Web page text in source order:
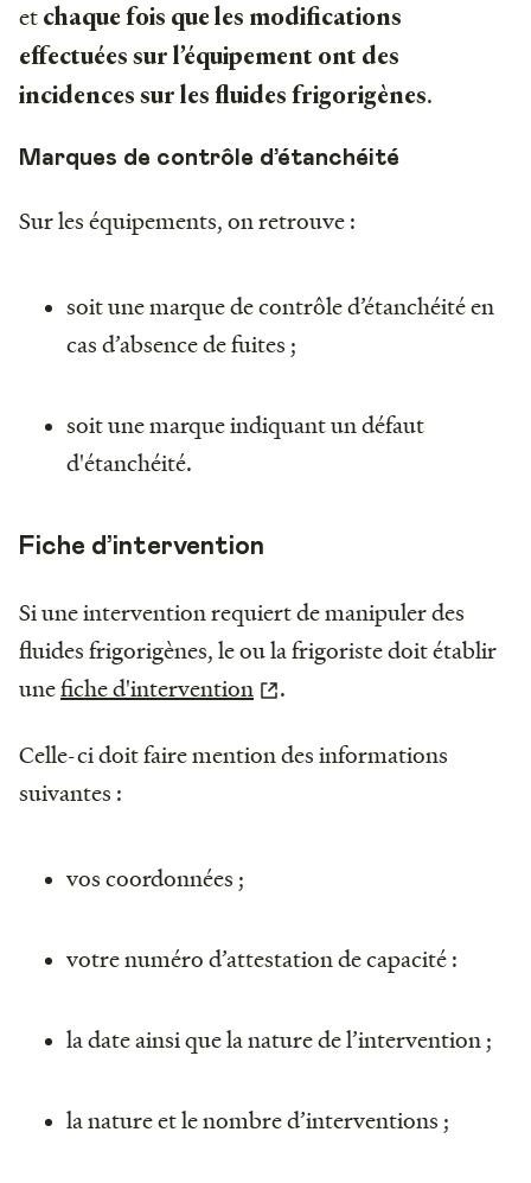
et chaque fois que les modifications
effectuées sur l’équipement ont des
incidences sur les fluides frigorigènes.
Marques de contrôle d’étanchéité
Sur les équipements, on retrouve :
soit une marque de contrôle d’étanchéité en
cas d’absence de fuites ;
soit une marque indiquant un défaut
d'étanchéité.
Fiche d’intervention
Si une intervention requiert de manipuler des
fluides frigorigènes, le ou la frigoriste doit établir
unefiche d'intervention .
Celle-ci doit faire mention des informations
suivantes :
vos coordonnées ;
votre numéro d’attestation de capacité :
la date ainsi que la nature de l’intervention ;
la nature et le nombre d’interventions ;